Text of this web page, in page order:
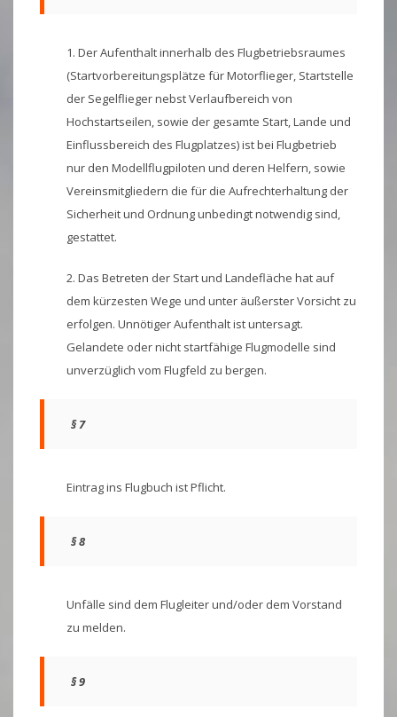
1. Der Aufenthalt innerhalb des Flugbetriebsraumes
(Startvorbereitungsplätze für Motorflieger, Startstelle
der Segelflieger nebst Verlaufbereich von
Hochstartseilen, sowie der gesamte Start, Lande und
Einflussbereich des Flugplatzes) ist bei Flugbetrieb
nur den Modellflugpiloten und deren Helfern, sowie
Vereinsmitgliedern die für die Aufrechterhaltung der
Sicherheit und Ordnung unbedingt notwendig sind,
gestattet.
2. Das Betreten der Start und Landefläche hat auf
dem kürzesten Wege und unter äußerster Vorsicht zu
erfolgen. Unnötiger Aufenthalt ist untersagt.
Gelandete oder nicht startfähige Flugmodelle sind
unverzüglich vom Flugfeld zu bergen.
§ 7
Eintrag ins Flugbuch ist Pflicht.
§ 8
Unfälle sind dem Flugleiter und/oder dem Vorstand
zu melden.
§ 9